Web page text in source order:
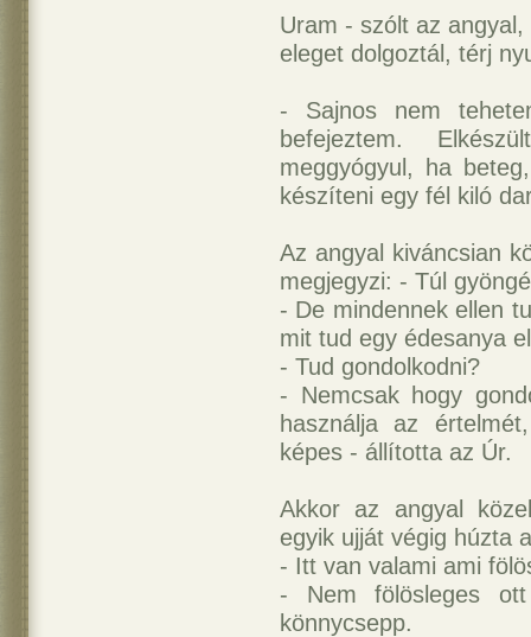
Uram - szólt az
eleget dolgoztál, térj
- Sajnos nem
befejeztem.
meggyógyul, ha
készíteni egy fél kiló
Az angyal kiváncsian
megjegyzi: - Túl
- De mindennek ellen
mit tud egy édesanya
- Tud gondolkodni?
- Nemcsak hogy
használja az
képes - állította az Úr.
Akkor az angyal
egyik ujját végig húzta
- Itt van valami ami
- Nem fölösleges
könnycsepp.